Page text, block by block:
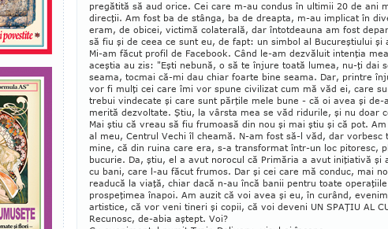
pregătită să aud orice. Cei care m-au condus în ultimii 20 de ani
direcţii. Am fost ba de stânga, ba de dreapta, m-au implicat în
eram, de obicei, victimă cola­terală, dar întotdeauna am fost
să fiu şi de ceea ce sunt eu, de fapt: un simbol al Bucureş­tiului şi
Mi-am făcut profil de Facebook. Când le-am dezvăluit intenţia
aceştia au zis: "Eşti nebună, o să te înjure toată lumea, nu-ţi dai
seama, tocmai că-mi dau chiar foarte bine seama. Dar, printre
vor fi mulţi cei care îmi vor spune civilizat cum mă văd ei, care
trebui vindecate şi care sunt părţile mele bune - că oi avea şi de-
merită dezvoltate. Ştiu, la vârsta mea se văd ridurile, şi nu doar
Mai ştiu că vreau să fiu frumoasă din nou şi mai ştiu şi că pot.
al meu, Centrul Vechi îl cheamă. N-am fost să-l văd, dar vorbesc
mine, că din ruina care era, s-a transformat într-un loc pi­toresc,
bucurie. Da, ştiu, el a avut norocul că Primăria a avut iniţiativă şi
cu bani, care l-au făcut frumos. Dar şi cei care mă conduc, mai
readucă la viaţă, chiar dacă n-au încă banii pentru toate
prospeţimea înapoi. Am au­zit că voi avea şi eu, în curând,
artistice, că vor veni tineri şi copii, că voi deveni UN SPAŢIU AL
Recunosc, de-abia aştept. Voi?